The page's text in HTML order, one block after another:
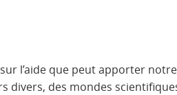
l’aide que peut apporter
divers, des mondes